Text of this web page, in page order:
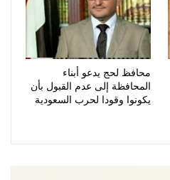
محافظ لحج يدعو أبناء
المحافظة إلى عدم القبول بأن
يكونوا وقودا لحرب السعودية